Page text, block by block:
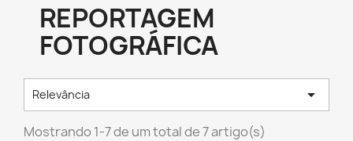
REPORTAGEM
FOTOGRÁFICA
Relevância 
Mostrando 1-7 de um total de 7 artigo(s)